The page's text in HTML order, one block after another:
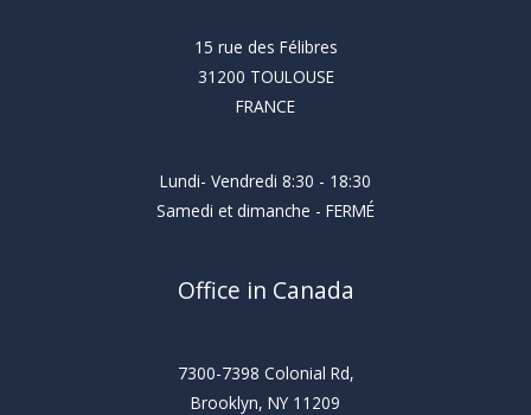
15 rue des Félibres
31200 TOULOUSE
FRANCE
Lundi- Vendredi 8:30 - 18:30
Samedi et dimanche - FERMÉ
Office in Canada
7300-7398 Colonial Rd,
Brooklyn, NY 11209